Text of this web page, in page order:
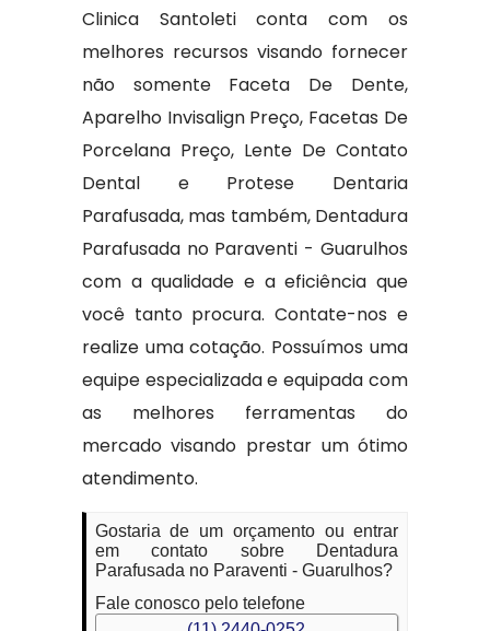
Clinica Santoleti conta com os
melhores recursos visando fornecer
não somente Faceta De Dente,
Aparelho Invisalign Preço, Facetas De
Porcelana Preço, Lente De Contato
Dental e Protese Dentaria
Parafusada, mas também, Dentadura
Parafusada no Paraventi - Guarulhos
com a qualidade e a eficiência que
você tanto procura. Contate-nos e
realize uma cotação. Possuímos uma
equipe especializada e equipada com
as melhores ferramentas do
mercado visando prestar um ótimo
atendimento.
Gostaria de um orçamento ou entrar
em contato sobre Dentadura
Parafusada no Paraventi - Guarulhos?
Fale conosco pelo telefone